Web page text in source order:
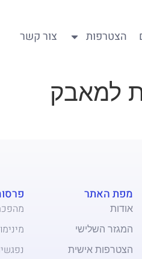
הצטרפות צור קשר
למאבק
מפת האתר
אודות
המגזר השלישי
הצטרפות אישית